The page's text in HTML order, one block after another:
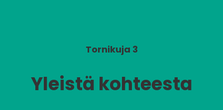
Tornikuja 3
Yleistä kohteesta